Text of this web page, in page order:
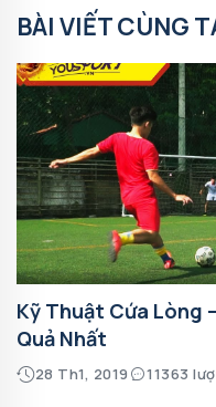
BÀI VIẾT CÙNG
Kỹ Thuật Cứa Lòng
Quả Nhất
28 Th1, 2019 11363